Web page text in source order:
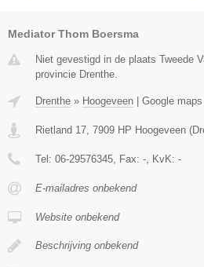
Mediator Thom Boersma
Niet gevestigd in de plaats Tweede
provincie Drenthe.
Drenthe » Hoogeveen | Google maps
Rietland 17 7909 HP Hoogeveen (
Tel: 06-29576345 , Fax: - , KvK: -
E-mailadres onbekend
Website onbekend
Beschrijving onbekend